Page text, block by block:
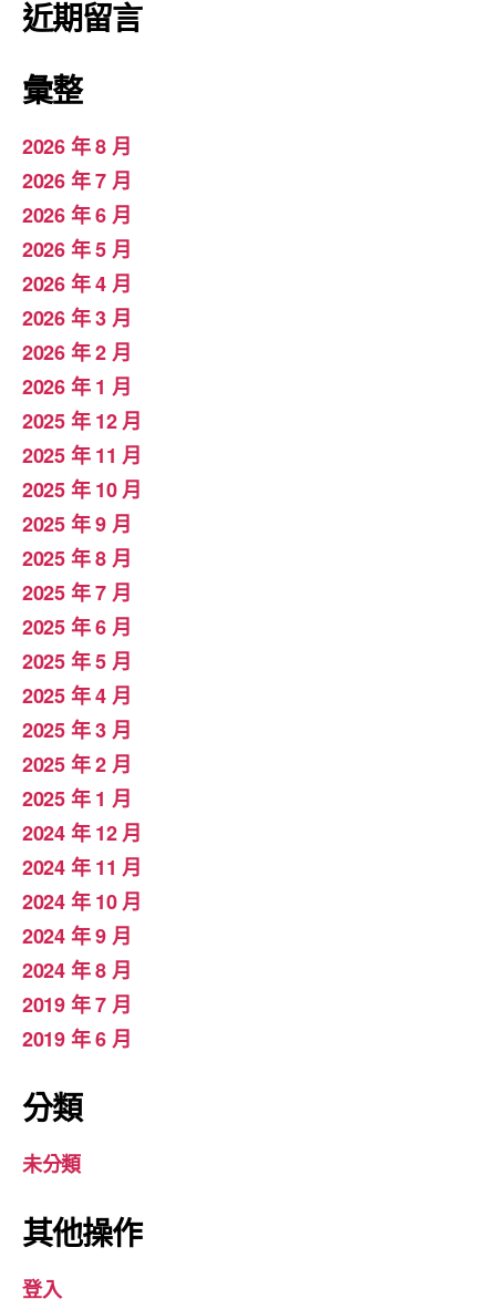
近期留言
彙整
2026 年 8 月
2026 年 7 月
2026 年 6 月
2026 年 5 月
2026 年 4 月
2026 年 3 月
2026 年 2 月
2026 年 1 月
2025 年 12 月
2025 年 11 月
2025 年 10 月
2025 年 9 月
2025 年 8 月
2025 年 7 月
2025 年 6 月
2025 年 5 月
2025 年 4 月
2025 年 3 月
2025 年 2 月
2025 年 1 月
2024 年 12 月
2024 年 11 月
2024 年 10 月
2024 年 9 月
2024 年 8 月
2019 年 7 月
2019 年 6 月
分類
未分類
其他操作
登入